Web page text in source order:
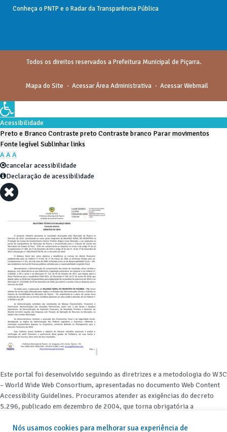
Conheça o PNTP e o Radar da Transparência Pública
Todos os direitos reservados a Prefeitura Municipal de Piçarra.
Mapa do Site Acessar Área Administrativa Acessar Webmail
Nós usamos cookies para melhorar sua experiência de
Acessibilidade
Preto e BrancoContraste pretoContraste branco Parar movimentos
Fonte legívelSublinhar links
AAA
cancelar acessibilidade
Declaração de acessibilidade
Este portal foi desenvolvido seguindo as diretrizes e a metodologia do W3C
– World Wide Web Consortium, apresentadas no documento Web Content
Accessibility Guidelines. Procuramos atender as exigências do decreto
5.296, publicado em dezembro de 2004, que torna obrigatória a
rede mundial de computadores para o uso das pessoas com necessidades